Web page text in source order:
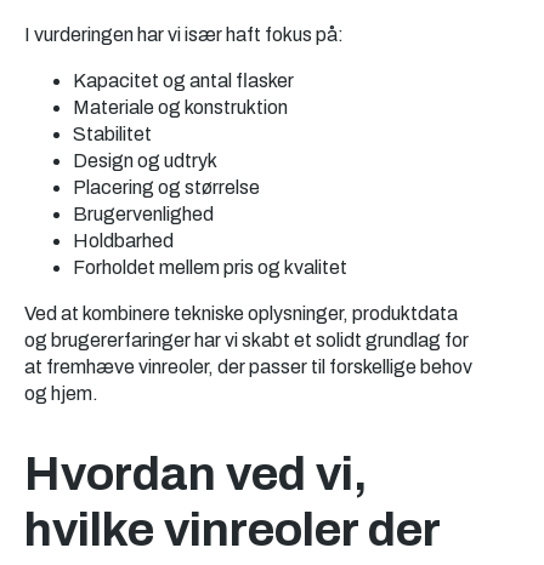
I vurderingen har vi især haft fokus på:
Kapacitet og antal flasker
Materiale og konstruktion
Stabilitet
Design og udtryk
Placering og størrelse
Brugervenlighed
Holdbarhed
Forholdet mellem pris og kvalitet
Ved at kombinere tekniske oplysninger, produktdata
og brugererfaringer har vi skabt et solidt grundlag for
at fremhæve vinreoler, der passer til forskellige behov
og hjem.
Hvordan ved vi,
hvilke vinreoler der